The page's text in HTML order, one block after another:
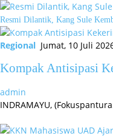
Resmi Dilantik, Kang Sule
Regional Jumat, 10 Juli
Kompak Antisipasi
admin
INDRAMAYU,